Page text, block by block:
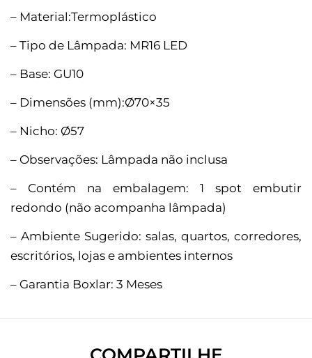
– Material:Termoplástico
– Tipo de Lâmpada: MR16 LED
– Base: GU10
– Dimensões (mm):Ø70×35
– Nicho: Ø57
– Observações: Lâmpada não inclusa
– Contém na embalagem: 1 spot embutir
redondo (não acompanha lâmpada)
– Ambiente Sugerido: salas, quartos, corredores,
escritórios, lojas e ambientes internos
– Garantia Boxlar: 3 Meses